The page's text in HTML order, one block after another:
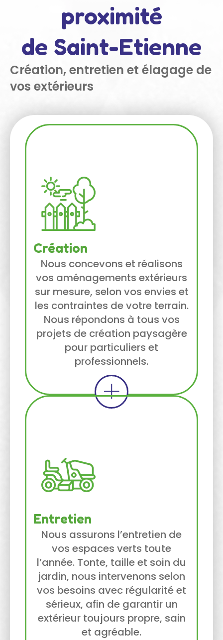
proximité
de Saint-Etienne
Création, entretien et élagage de
vos extérieurs
Création
Nous concevons et réalisons
vos aménagements extérieurs
sur mesure, selon vos envies et
les contraintes de votre terrain.
Nous répondons à tous vos
projets de création paysagère
pour particuliers et
professionnels.
Entretien
Nous assurons l’entretien de
vos espaces verts toute
l’année. Tonte, taille et soin du
jardin, nous intervenons selon
vos besoins avec régularité et
sérieux, afin de garantir un
extérieur toujours propre, sain
et agréable.